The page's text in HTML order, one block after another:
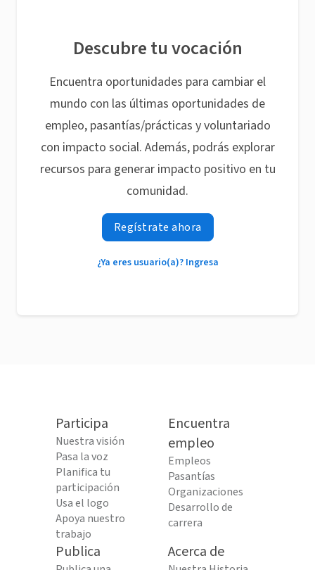
Descubre tu vocación
Encuentra oportunidades para cambiar el
mundo con las últimas oportunidades de
empleo, pasantías/prácticas y voluntariado
con impacto social. Además, podrás explorar
recursos para generar impacto positivo en tu
comunidad.
Regístrate ahora
¿Ya eres usuario(a)? Ingresa
Participa
Nuestra visión
Pasa la voz
Planifica tu
participación
Usa el logo
Apoya nuestro
trabajo
Encuentra
empleo
Empleos
Pasantías
Organizaciones
Desarrollo de
carrera
Publica Acerca de